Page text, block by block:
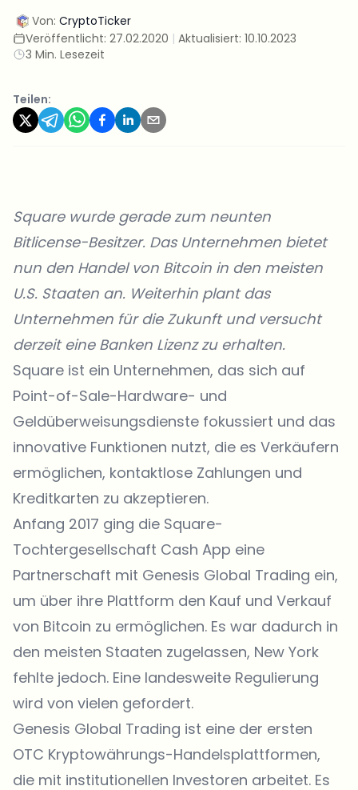
Von: CryptoTicker
Veröffentlicht: 27.02.2020 | Aktualisiert: 10.10.2023
3 Min. Lesezeit
Teilen:
Square wurde gerade zum neunten
Bitlicense-Besitzer. Das Unternehmen bietet
nun den Handel von Bitcoin in den meisten
U.S. Staaten an. Weiterhin plant das
Unternehmen für die Zukunft und versucht
derzeit eine Banken Lizenz zu erhalten.
Square ist ein Unternehmen, das sich auf
Point-of-Sale-Hardware- und
Geldüberweisungsdienste fokussiert und das
innovative Funktionen nutzt, die es Verkäufern
ermöglichen, kontaktlose Zahlungen und
Kreditkarten zu akzeptieren.
Anfang 2017 ging die Square-
Tochtergesellschaft Cash App eine
Partnerschaft mit Genesis Global Trading ein,
um über ihre Plattform den Kauf und Verkauf
von Bitcoin zu ermöglichen. Es war dadurch in
den meisten Staaten zugelassen, New York
fehlte jedoch. Eine landesweite Regulierung
wird von vielen gefordert.
Genesis Global Trading ist eine der ersten
OTC Kryptowährungs-Handelsplattformen,
die mit institutionellen Investoren arbeitet. Es